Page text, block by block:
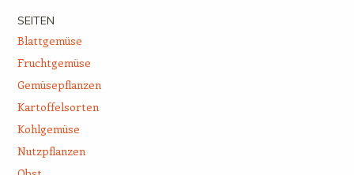
SEITEN
Blattgemüse
Fruchtgemüse
Gemüsepflanzen
Kartoffelsorten
Kohlgemüse
Nutzpflanzen